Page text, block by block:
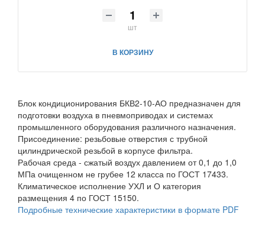
шт
В КОРЗИНУ
Блок кондиционирования БКВ2-10-АО предназначен для
подготовки воздуха в пневмоприводах и системах
промышленного оборудования различного назначения.
Присоединение: резьбовые отверстия с трубной
цилиндрической резьбой в корпусе фильтра.
Рабочая среда - сжатый воздух давлением от 0,1 до 1,0
МПа очищенном не грубее 12 класса по ГОСТ 17433.
Климатическое исполнение УХЛ и О категория
размещения 4 по ГОСТ 15150.
Подробные технические характеристики в формате PDF